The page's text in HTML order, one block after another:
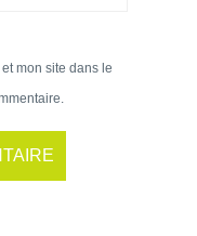
mon site dans le